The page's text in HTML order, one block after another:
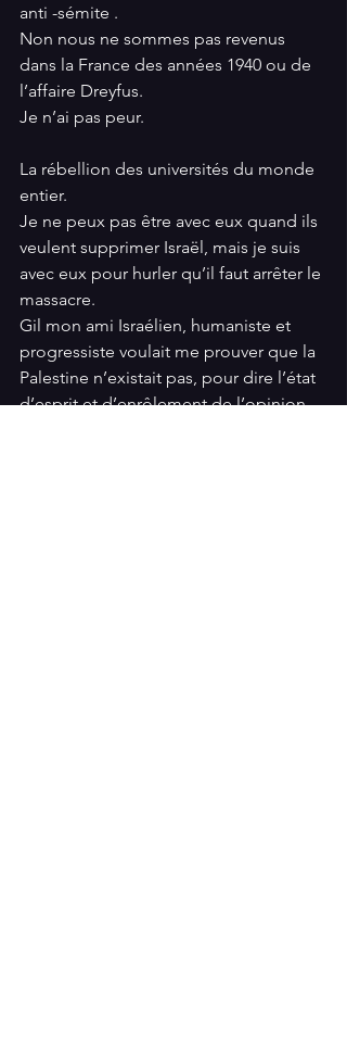
anti -sémite .
Non nous ne sommes pas revenus
dans la France des années 1940 ou de
l’affaire Dreyfus.
Je n’ai pas peur.
La rébellion des universités du monde
entier.
Je ne peux pas être avec eux quand ils
veulent supprimer Israël, mais je suis
avec eux pour hurler qu’il faut arrêter le
massacre.
Gil mon ami Israélien, humaniste et
progressiste voulait me prouver que la
Palestine n’existait pas, pour dire l’état
d’esprit et d’enrôlement de l’opinion